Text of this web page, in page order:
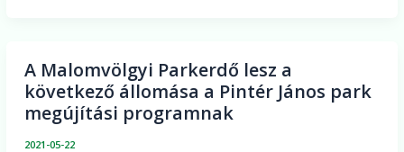
A Malomvölgyi Parkerdő lesz a
következő állomása a Pintér János park
megújítási programnak
2021-05-22
A
Malomvölgyi
Parkerdő